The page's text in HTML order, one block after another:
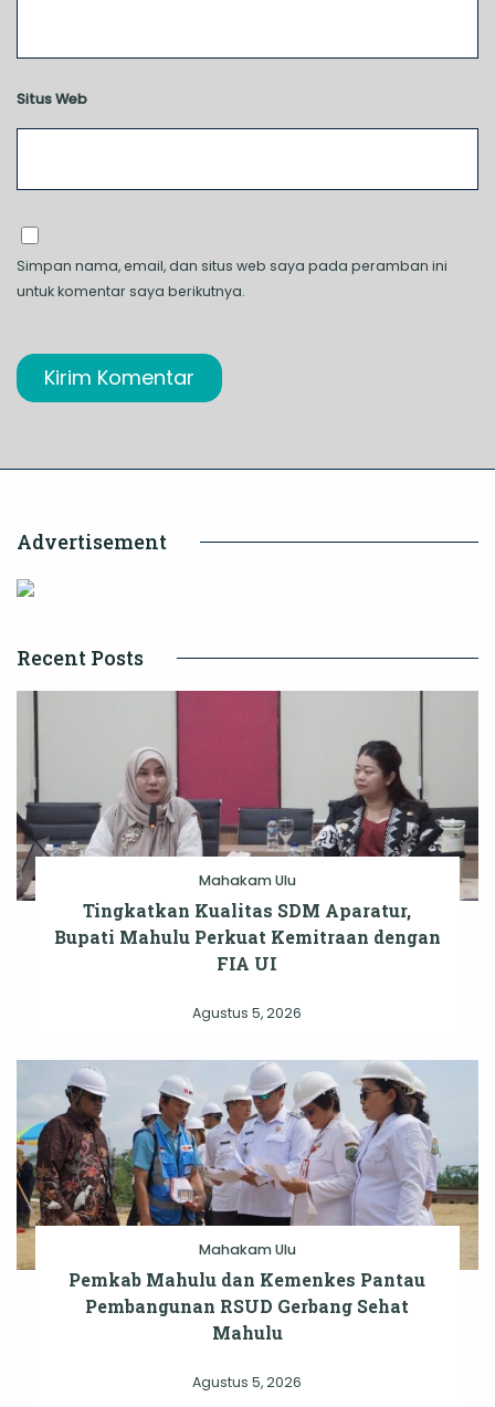
Situs Web
Simpan nama, email, dan situs web saya pada peramban ini
untuk komentar saya berikutnya.
Advertisement
Recent Posts
Mahakam Ulu
Tingkatkan Kualitas SDM Aparatur,
Bupati Mahulu Perkuat Kemitraan dengan
FIA UI
Agustus 5, 2026
Mahakam Ulu
Pemkab Mahulu dan Kemenkes Pantau
Pembangunan RSUD Gerbang Sehat
Mahulu
Agustus 5, 2026